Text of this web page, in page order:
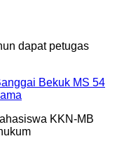
Bekuk MS 54